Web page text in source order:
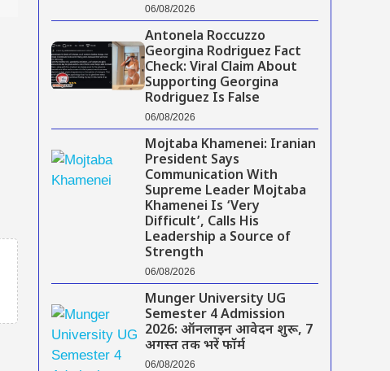
06/08/2026
Antonela Roccuzzo
Georgina Rodriguez Fact
Check: Viral Claim About
Supporting Georgina
Rodriguez Is False
06/08/2026
Mojtaba Khamenei: Iranian
President Says
Communication With
Supreme Leader Mojtaba
Khamenei Is ‘Very
Difficult’, Calls His
Leadership a Source of
Strength
06/08/2026
Munger University UG
Semester 4 Admission
2026: ऑनलाइन आवेदन शुरू, 7
अगस्त तक भरें फॉर्म
06/08/2026